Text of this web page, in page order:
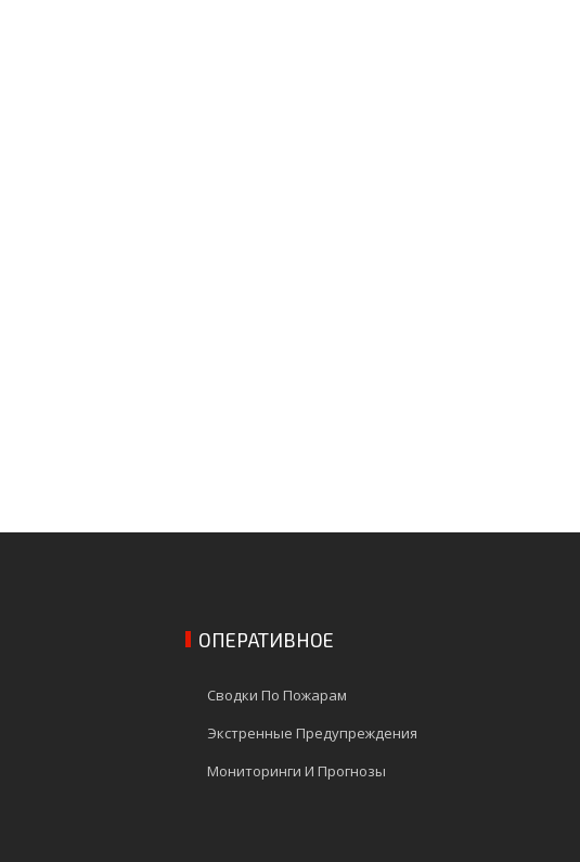
ОПЕРАТИВНОЕ
Сводки По Пожарам
Экстренные Предупреждения
Мониторинги И Прогнозы